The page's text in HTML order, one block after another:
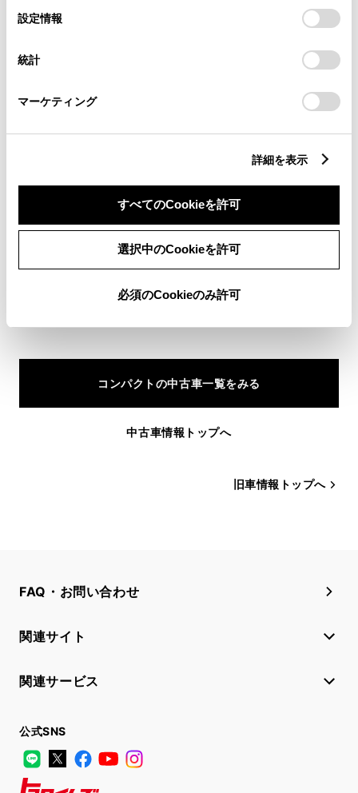
デバイスにすべてのCookie(クッキー)が保存されることに同
意したことになります。Cookie(クッキー)のオプトアウト、
設定の変更、同意を撤回したりするにあたっては、当社の
「Cookie（クッキー）情報の取り扱いについて
」をご覧くだ
設定情報
統計
マーケティング
詳細を表示
すべてのCookieを許可
選択中のCookieを許可
必須のCookieのみ許可
コンパクトの中古車情報
トヨタならではの安心と選びやすさで
コンパクトの中古車一覧をみる
中古車情報トップへ
旧車情報トップへ
FAQ・お問い合わせ
関連サイト
関連サービス
公式SNS
LINE
X FacebookYouTube